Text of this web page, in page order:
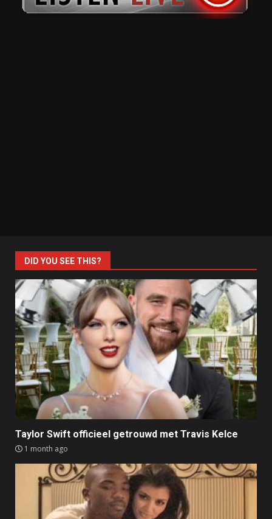
DID YOU SEE THIS?
Taylor Swift officieel getrouwd met Travis Kelce
1 month ago